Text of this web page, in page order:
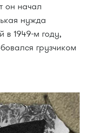
он начал
нужда
в 1949-м году,
грузчиком